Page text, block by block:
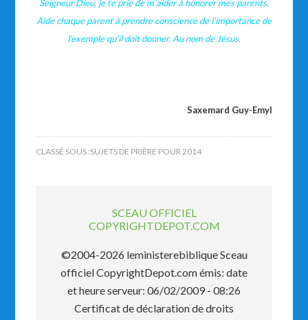
Seigneur Dieu, je te prie de m’aider à honorer mes parents.
Aide chaque parent à prendre conscience de l’importance de
l’exemple qu’il doit donner. Au nom de Jésus.
Saxemard Guy-Emyl
CLASSÉ SOUS :SUJETS DE PRIÈRE POUR 2014
SCEAU OFFICIEL
COPYRIGHTDEPOT.COM
©2004-2026 leministerebiblique Sceau
officiel CopyrightDepot.com émis: date
et heure serveur: 06/02/2009 - 08:26
Certificat de déclaration de droits